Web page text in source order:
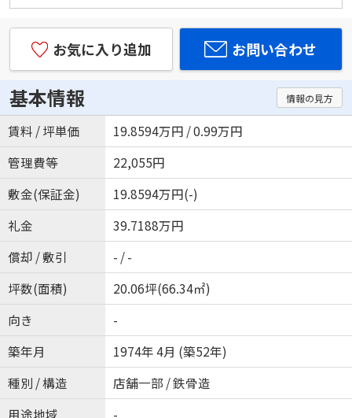
お気に入り追加 お問い合わせ
基本情報 情報の見方
賃料 / 坪単価
19.8594万円 / 0.99万円
管理費等
22,055円
敷金(保証金)
19.8594万円(-)
礼金
39.7188万円
償却 / 敷引
- / -
坪数(面積)
20.06坪(66.34㎡)
向き
-
築年月
1974年 4月 (築52年)
種別 / 構造
店舗一部 / 鉄骨造
用途地域
-